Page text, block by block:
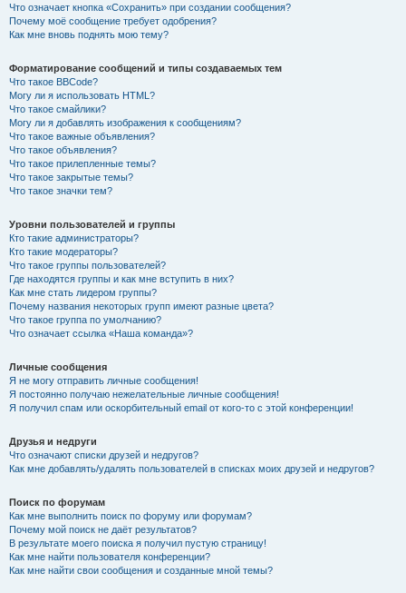
Что означает кнопка «Сохранить» при создании сообщения?
Почему моё сообщение требует одобрения?
Как мне вновь поднять мою тему?
Форматирование сообщений и типы создаваемых тем
Что такое BBCode?
Могу ли я использовать HTML?
Что такое смайлики?
Могу ли я добавлять изображения к сообщениям?
Что такое важные объявления?
Что такое объявления?
Что такое прилепленные темы?
Что такое закрытые темы?
Что такое значки тем?
Уровни пользователей и группы
Кто такие администраторы?
Кто такие модераторы?
Что такое группы пользователей?
Где находятся группы и как мне вступить в них?
Как мне стать лидером группы?
Почему названия некоторых групп имеют разные цвета?
Что такое группа по умолчанию?
Что означает ссылка «Наша команда»?
Личные сообщения
Я не могу отправить личные сообщения!
Я постоянно получаю нежелательные личные сообщения!
Я получил спам или оскорбительный email от кого-то с этой конференции!
Друзья и недруги
Что означают списки друзей и недругов?
Как мне добавлять/удалять пользователей в списках моих друзей и недругов?
Поиск по форумам
Как мне выполнить поиск по форуму или форумам?
Почему мой поиск не даёт результатов?
В результате моего поиска я получил пустую страницу!
Как мне найти пользователя конференции?
Как мне найти свои сообщения и созданные мной темы?